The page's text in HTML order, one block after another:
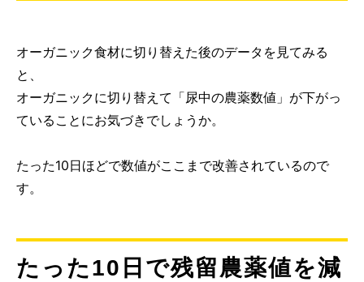
オーガニック食材に切り替えた後のデータを見てみる
と、
オーガニックに切り替えて「尿中の農薬数値」が下がっ
ていることにお気づきでしょうか。
たった10日ほどで数値がここまで改善されているので
す。
たった10日で残留農薬値を減